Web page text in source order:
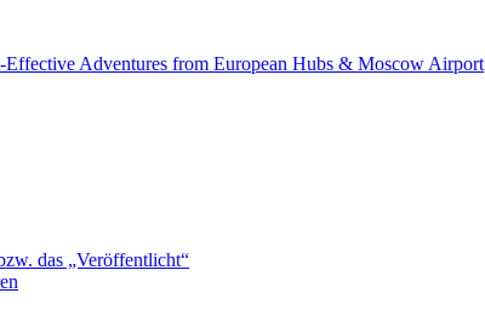
Adventures from European Hubs & Moscow Airport
das „Veröffentlicht“